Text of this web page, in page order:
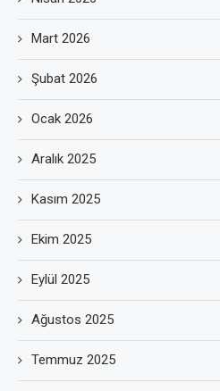
Mart 2026
Şubat 2026
Ocak 2026
Aralık 2025
Kasım 2025
Ekim 2025
Eylül 2025
Ağustos 2025
Temmuz 2025